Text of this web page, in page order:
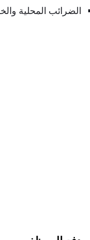
الضرائب المحلية